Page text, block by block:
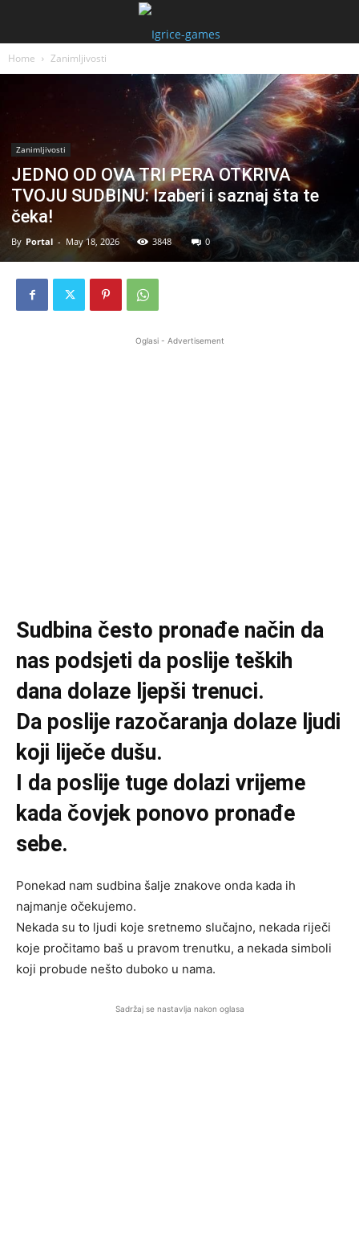
Home Zanimljivosti
Zanimljivosti
JEDNO OD OVA TRI PERA OTKRIVA
TVOJU SUDBINU: Izaberi i saznaj šta te
čeka!
By Portal - May 18, 2026 3848 0
Oglasi - Advertisement
Sudbina često pronađe način da
nas podsjeti da poslije teških
dana dolaze ljepši trenuci.
Da poslije razočaranja dolaze ljudi
koji liječe dušu.
I da poslije tuge dolazi vrijeme
kada čovjek ponovo pronađe
sebe.
Ponekad nam sudbina šalje znakove onda kada ih
najmanje očekujemo.
Nekada su to ljudi koje sretnemo slučajno, nekada riječi
koje pročitamo baš u pravom trenutku, a nekada simboli
koji probude nešto duboko u nama.
Sadržaj se nastavlja nakon oglasa